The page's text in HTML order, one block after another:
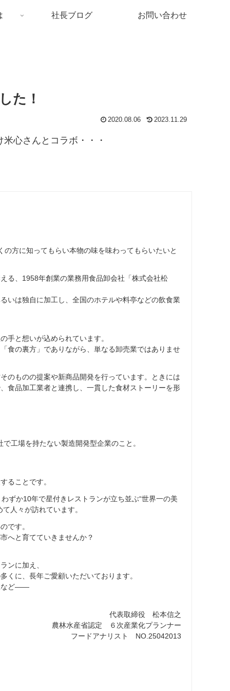
社長ブログ お問い合わせ
た！
2020.08.06 2023.11.29
心さんとコラボ・・・
方に知ってもらい本物の味を味わってもらいたいと
る、1958年創業の業務用食品卸会社「株式会社松
いは独自に加工し、全国のホテルや料亭などの飲食業
手と想いが込められています。
食の裏方」でありながら、単なる卸売業ではありませ
のものの提案や新商品開発を行っています。ときには
食品加工業者と連携し、一貫した食材ストーリーを形
工場を持たない製造開発型企業のこと。
ることです。
ずか10年で星付きレストランが立ち並ぶ“世界一の美
人々が訪れています。
です。
へと育てていきませんか？
ンに加え、
くに、長年ご愛顧いただいております。
など――
代表取締役 松本信之
農林水産省認定 ６次産業化プランナー
フードアナリスト NO.25042013